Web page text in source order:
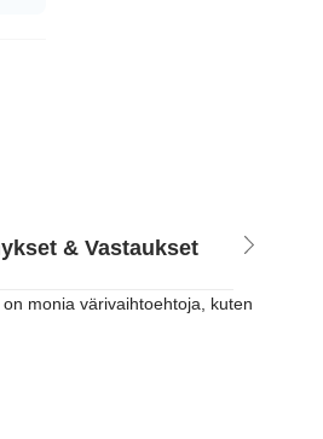
& Vastaukset
monia värivaihtoehtoja, kuten